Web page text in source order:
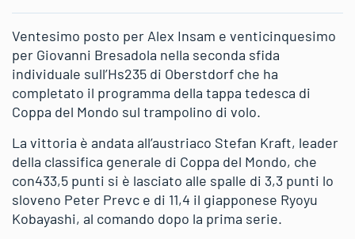
Ventesimo posto per Alex Insam e venticinquesimo
per Giovanni Bresadola nella seconda sfida
individuale sull’Hs235 di Oberstdorf che ha
completato il programma della tappa tedesca di
Coppa del Mondo sul trampolino di volo.
La vittoria è andata all’austriaco Stefan Kraft, leader
della classifica generale di Coppa del Mondo, che
con433,5 punti si è lasciato alle spalle di 3,3 punti lo
sloveno Peter Prevc e di 11,4 il giapponese Ryoyu
Kobayashi, al comando dopo la prima serie.